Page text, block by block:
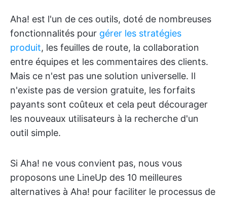
Aha! est l'un de ces outils, doté de nombreuses
fonctionnalités pour gérer les stratégies
produit, les feuilles de route, la collaboration
entre équipes et les commentaires des clients.
Mais ce n'est pas une solution universelle. Il
n'existe pas de version gratuite, les forfaits
payants sont coûteux et cela peut décourager
les nouveaux utilisateurs à la recherche d'un
outil simple.
Si Aha! ne vous convient pas, nous vous
proposons une LineUp des 10 meilleures
alternatives à Aha! pour faciliter le processus de